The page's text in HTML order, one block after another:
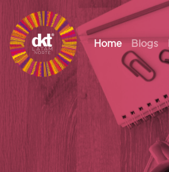
Home Blogs